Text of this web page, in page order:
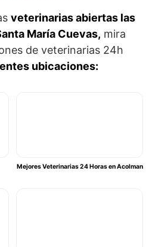
veterinarias abiertas las
María Cuevas, mira
de veterinarias 24h
ubicaciones:
Mejores Veterinarias 24 Horas en Acolman